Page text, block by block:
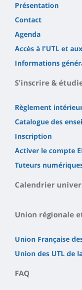
Présentation
Contact
Agenda
Accès à l'UTL et
Informations
S'inscrire &
Règlement
Catalogue des
Inscription
Activer le compte
Tuteurs
Calendrier
Union régionale
Union Française
Union des UTL de
FAQ